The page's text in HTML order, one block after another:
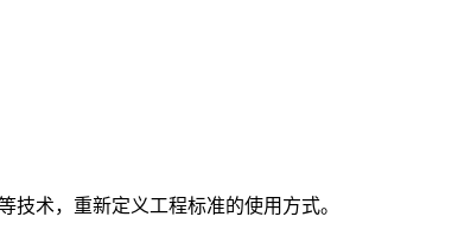
术，重新定义工程标准的使用方式。